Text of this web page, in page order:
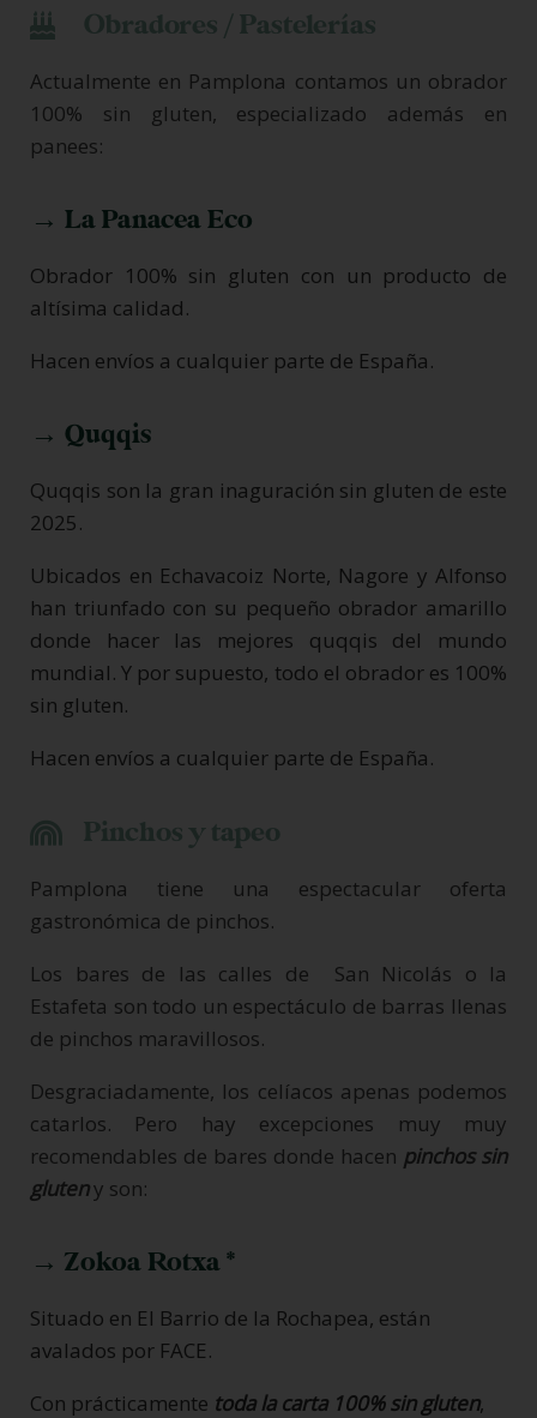
Obradores / Pastelerías
Actualmente en Pamplona contamos un obrador
100% sin gluten, especializado además en
panees:
→ La Panacea Eco
Obrador 100% sin gluten con un producto de
altísima calidad.
Hacen envíos a cualquier parte de España.
→ Quqqis
Quqqis son la gran inaguración sin gluten de este
2025.
Ubicados en Echavacoiz Norte, Nagore y Alfonso
han triunfado con su pequeño obrador amarillo
donde hacer las mejores quqqis del mundo
mundial. Y por supuesto, todo el obrador es 100%
sin gluten.
Hacen envíos a cualquier parte de España.
Pinchos y tapeo
Pamplona tiene una espectacular oferta
gastronómica de pinchos.
Los bares de las calles de San Nicolás o la
Estafeta son todo un espectáculo de barras llenas
de pinchos maravillosos.
Desgraciadamente, los celíacos apenas podemos
catarlos. Pero hay excepciones muy muy
recomendables de bares donde hacen pinchos sin
gluteny son:
→ Zokoa Rotxa *
Situado en El Barrio de la Rochapea, están
avalados por FACE.
Con prácticamente toda la carta 100% sin gluten,